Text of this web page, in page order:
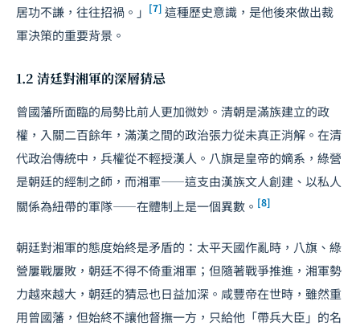
居功不謙，往往招禍。」 [7] 這種歷史意識，是他後來做出裁
軍決策的重要背景。
1.2 清廷對湘軍的深層猜忌
曾國藩所面臨的局勢比前人更加微妙。清朝是滿族建立的政
權，入關二百餘年，滿漢之間的政治張力從未真正消解。在清
代政治傳統中，兵權從不輕授漢人。八旗是皇帝的嫡系，綠營
是朝廷的經制之師，而湘軍——這支由漢族文人創建、以私人
關係為紐帶的軍隊——在體制上是一個異數。 [8]
朝廷對湘軍的態度始終是矛盾的：太平天國作亂時，八旗、綠
營屢戰屢敗，朝廷不得不倚重湘軍；但隨著戰爭推進，湘軍勢
力越來越大，朝廷的猜忌也日益加深。咸豐帝在世時，雖然重
用曾國藩，但始終不讓他督撫一方，只給他「帶兵大臣」的名